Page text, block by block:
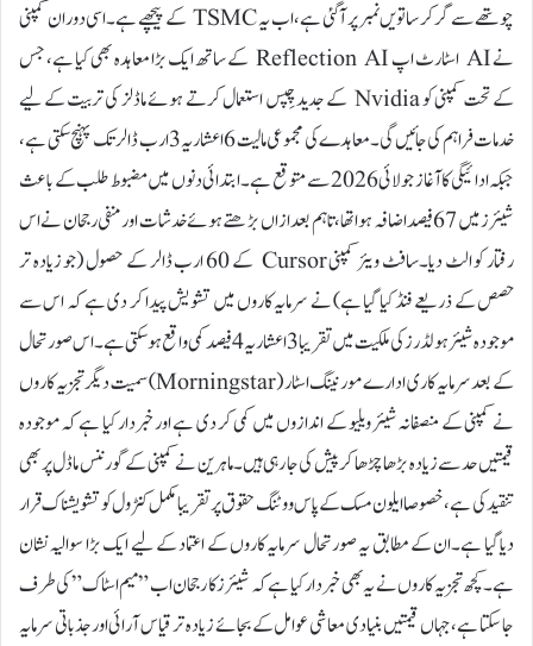
چوتھے سے گر کر ساتویں نمبر پر آ گئی ہے، اب یہ TSMC کے پیچھے ہے۔اسی دوران کمپنی
نے AI اسٹارٹ اپ Reflection AI کے ساتھ ایک بڑا معاہدہ بھی کیا ہے، جس
کے تحت کمپنی کو Nvidia کے جدید چِپس استعمال کرتے ہوئے ماڈلز کی تربیت کے لیے
خدمات فراہم کی جائیں گی۔معاہدے کی مجموعی مالیت 6اعشاریہ3 ارب ڈالر تک پہنچ سکتی ہے،
جبکہ ادائیگی کا آغاز جولائی 2026 سے متوقع ہے۔ابتدائی دنوں میں مضبوط طلب کے باعث
شیئرز میں 67 فیصد اضافہ ہوا تھا، تاہم بعد ازاں بڑھتے ہوئے خدشات اور منفی رجحان نے اس
رفتار کو الٹ دیا۔سافٹ ویئر کمپنی Cursor کے 60 ارب ڈالر کے حصول (جو زیادہ تر
حصص کے ذریعے فنڈ کیا گیا ہے) نے سرمایہ کاروں میں تشویش پیدا کر دی ہے کہ اس سے
موجودہ شیئر ہولڈرز کی ملکیت میں تقریبا 3اعشاریہ4 فیصد کمی واقع ہو سکتی ہے۔اس صورتحال
کے بعد سرمایہ کاری ادارے مورنینگ اسٹار (Morningstar) سمیت دیگر تجزیہ کاروں
نے کمپنی کے منصفانہ شیئر ویلیو کے اندازوں میں کمی کر دی ہے اور خبردار کیا ہے کہ موجودہ
قیمتیں حد سے زیادہ بڑھا چڑھا کر پیش کی جا رہی ہیں۔ماہرین نے کمپنی کے گورننس ماڈل پر بھی
تنقید کی ہے، خصوصا ایلون مسک کے پاس ووٹنگ حقوق پر تقریبا مکمل کنٹرول کو تشویشناک قرار
دیا گیا ہے۔ان کے مطابق یہ صورتحال سرمایہ کاروں کے اعتماد کے لیے ایک بڑا سوالیہ نشان
ہے۔کچھ تجزیہ کاروں نے یہ بھی خبردار کیا ہے کہ شیئرز کا رجحان اب ”میم اسٹاک” کی طرف
جا سکتا ہے، جہاں قیمتیں بنیادی معاشی عوامل کے بجائے زیادہ تر قیاس آرائی اور جذباتی سرمایہ